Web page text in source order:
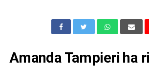
Amanda Tampieri ha